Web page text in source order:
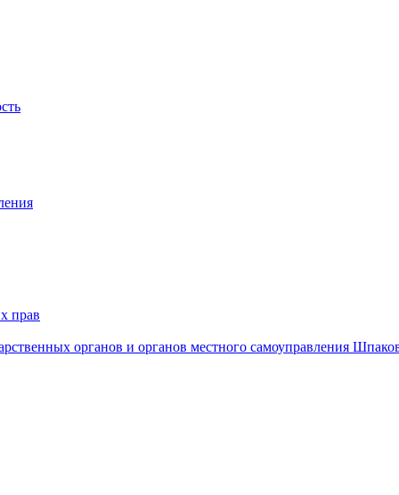
прав
органов и органов местного самоуправления